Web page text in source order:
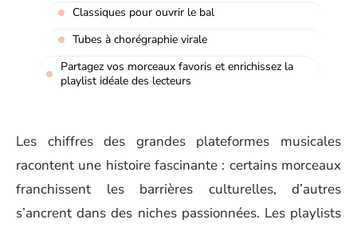
Classiques pour ouvrir le bal
Tubes à chorégraphie virale
Partagez vos morceaux favoris et enrichissez la
playlist idéale des lecteurs
Les chiffres des grandes plateformes musicales
racontent une histoire fascinante : certains morceaux
franchissent les barrières culturelles, d’autres
s’ancrent dans des niches passionnées. Les playlists